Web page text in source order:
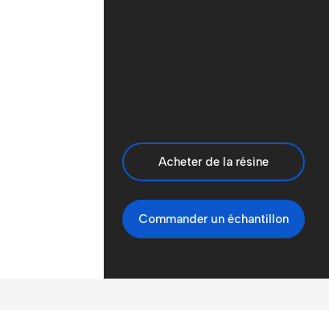
Acheter de la résine
Commander un échantillon